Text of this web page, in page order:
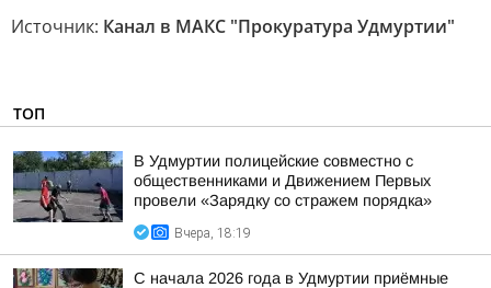
Источник: Канал в МАКС "Прокуратура Удмуртии"
ТОП
В Удмуртии полицейские совместно с
общественниками и Движением Первых
провели «Зарядку со стражем порядка»
Вчера, 18:19
С начала 2026 года в Удмуртии приёмные